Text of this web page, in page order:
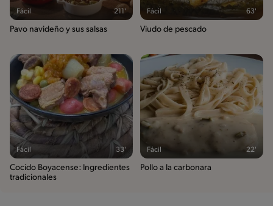
Fácil 211'
Pavo navideño y sus salsas
Fácil 63'
Viudo de pescado
Fácil 33'
Cocido Boyacense: Ingredientes
tradicionales
Fácil 22'
Pollo a la carbonara